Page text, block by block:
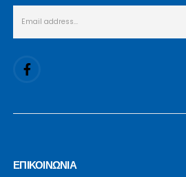
ΕΠΙΚΟΙΝΩΝΙΑ